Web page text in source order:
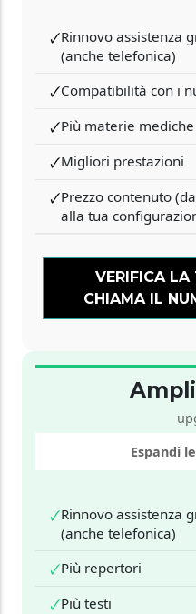
🗸Rinnovo assistenza
(anche telefonica)
🗸Compatibilità con i
🗸Più materie mediche
🗸Migliori prestazioni
🗸Prezzo contenuto
alla tua
VERIFICA LA
CHIAMA IL
Espandi
🗸Rinnovo assistenza
(anche telefonica)
🗸Più repertori
🗸Più testi